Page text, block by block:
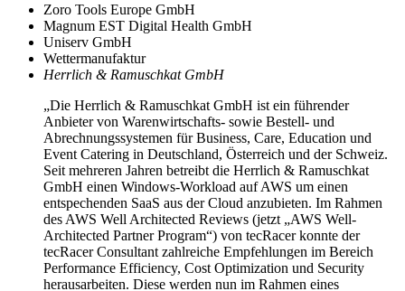
Zoro Tools Europe GmbH
Magnum EST Digital Health GmbH
Uniserv GmbH
Wettermanufaktur
Herrlich & Ramuschkat GmbH
„Die Herrlich & Ramuschkat GmbH ist ein führender
Anbieter von Warenwirtschafts- sowie Bestell- und
Abrechnungssystemen für Business, Care, Education und
Event Catering in Deutschland, Österreich und der Schweiz.
Seit mehreren Jahren betreibt die Herrlich & Ramuschkat
GmbH einen Windows-Workload auf AWS um einen
entspechenden SaaS aus der Cloud anzubieten. Im Rahmen
des AWS Well Architected Reviews (jetzt „AWS Well-
Architected Partner Program“) von tecRacer konnte der
tecRacer Consultant zahlreiche Empfehlungen im Bereich
Performance Efficiency, Cost Optimization und Security
herausarbeiten. Diese werden nun im Rahmen eines